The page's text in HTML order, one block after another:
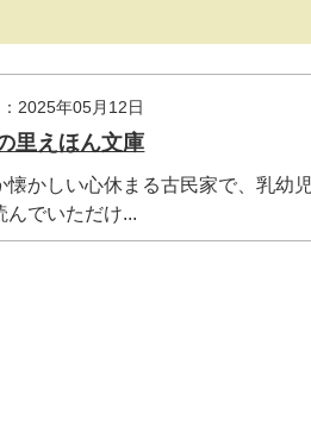
2025年05月12日
里えほん文庫
懐かしい心休まる古民家で、乳幼
んでいただけ...